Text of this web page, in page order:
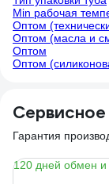
Min рабочая
Оптом
Оптом (масла и
Оптом
Оптом
Гарантия
120 дней обмен и